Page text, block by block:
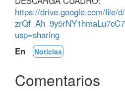
https://drive.google.com/file/
usp=sharing
En
Noticias
Comentarios